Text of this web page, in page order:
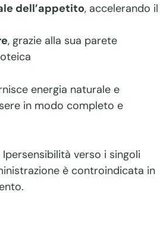
dell’appetito, accelerando il
, grazie alla sua parete
energia naturale e
in modo completo e
Ipersensibilità verso i singoli
è controindicata in